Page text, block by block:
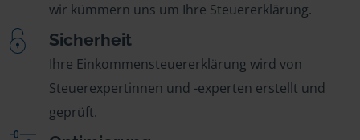
wir kümmern uns um Ihre Steuererklärung.
Sicherheit
Ihre Einkommensteuererklärung wird von
Steuerexpertinnen und -experten erstellt und
geprüft.